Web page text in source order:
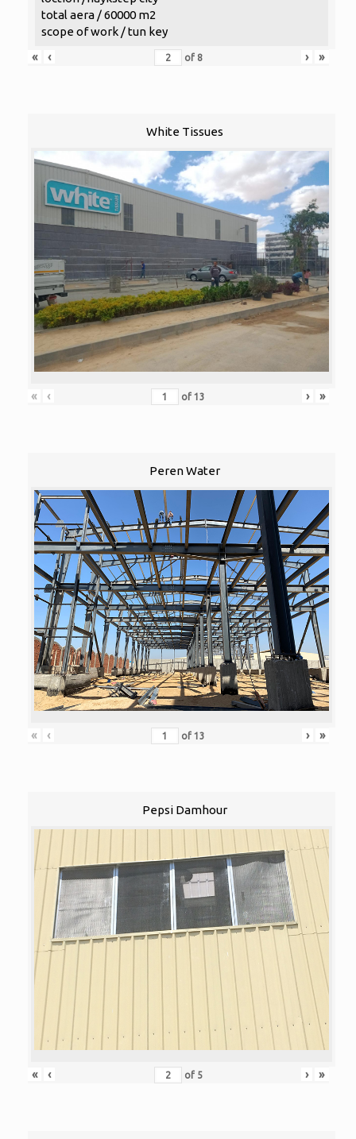
total aera / 60000 m2
scope of work / tun key
«
‹ of 8 › »
White Tissues
« ‹ of 13 › »
Peren Water
« ‹ of 13 › »
Pepsi Damhour
« ‹ of 5 › »